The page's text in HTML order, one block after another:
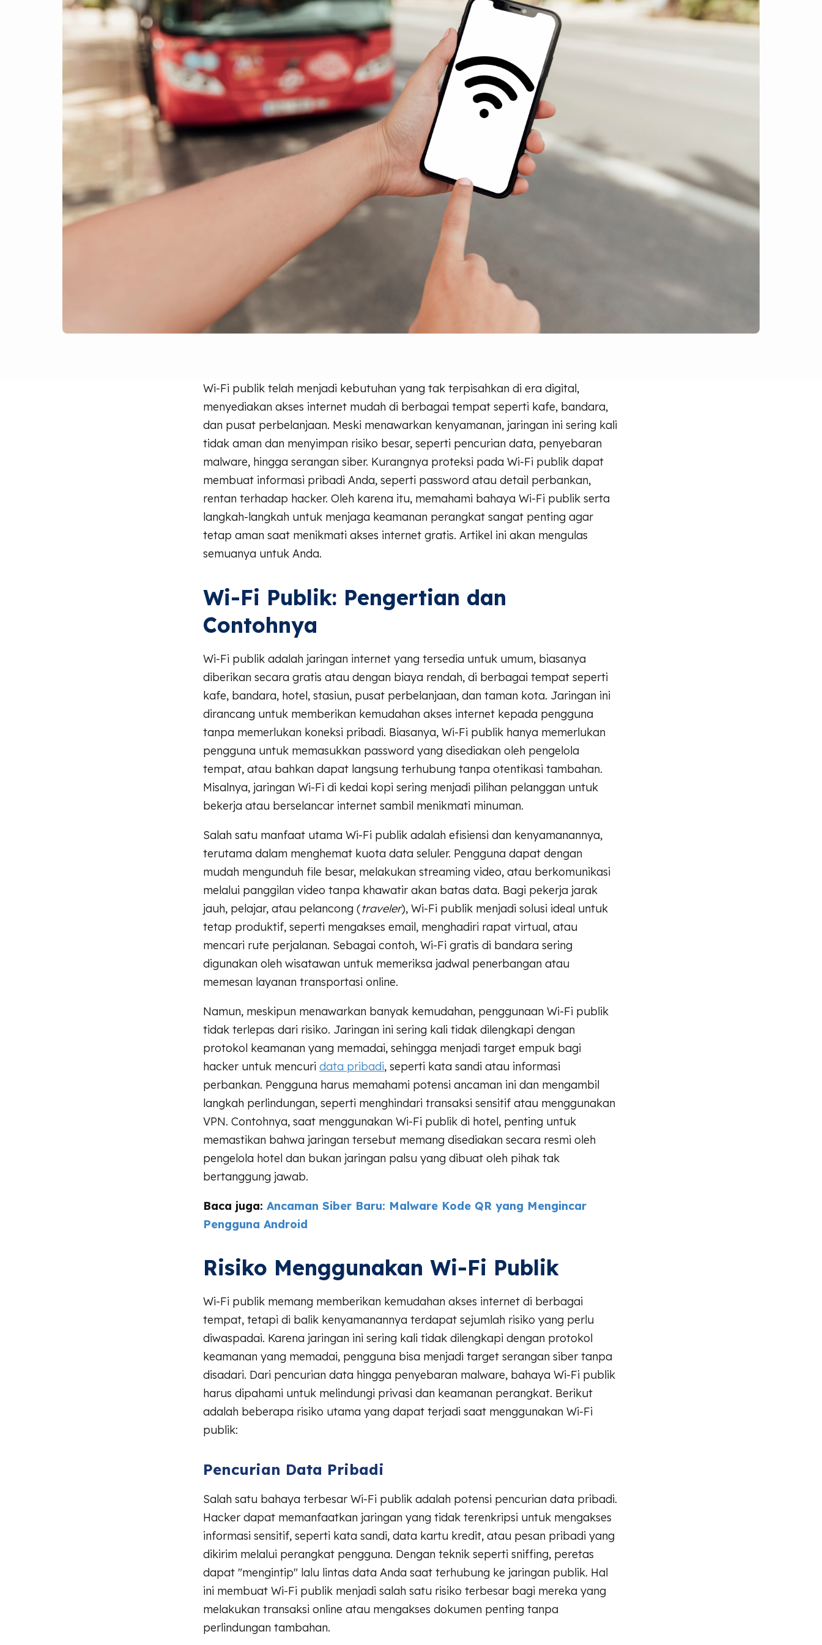
Wi-Fi publik telah menjadi kebutuhan yang tak terpisahkan di era digital,
menyediakan akses internet mudah di berbagai tempat seperti kafe, bandara,
dan pusat perbelanjaan. Meski menawarkan kenyamanan, jaringan ini sering kali
tidak aman dan menyimpan risiko besar, seperti pencurian data, penyebaran
malware, hingga serangan siber. Kurangnya proteksi pada Wi-Fi publik dapat
membuat informasi pribadi Anda, seperti password atau detail perbankan,
rentan terhadap hacker. Oleh karena itu, memahami bahaya Wi-Fi publik serta
langkah-langkah untuk menjaga keamanan perangkat sangat penting agar
tetap aman saat menikmati akses internet gratis. Artikel ini akan mengulas
semuanya untuk Anda.
Wi-Fi Publik: Pengertian dan
Contohnya
Wi-Fi publik adalah jaringan internet yang tersedia untuk umum, biasanya
diberikan secara gratis atau dengan biaya rendah, di berbagai tempat seperti
kafe, bandara, hotel, stasiun, pusat perbelanjaan, dan taman kota. Jaringan ini
dirancang untuk memberikan kemudahan akses internet kepada pengguna
tanpa memerlukan koneksi pribadi. Biasanya, Wi-Fi publik hanya memerlukan
pengguna untuk memasukkan password yang disediakan oleh pengelola
tempat, atau bahkan dapat langsung terhubung tanpa otentikasi tambahan.
Misalnya, jaringan Wi-Fi di kedai kopi sering menjadi pilihan pelanggan untuk
bekerja atau berselancar internet sambil menikmati minuman.
Salah satu manfaat utama Wi-Fi publik adalah efisiensi dan kenyamanannya,
terutama dalam menghemat kuota data seluler. Pengguna dapat dengan
mudah mengunduh file besar, melakukan streaming video, atau berkomunikasi
melalui panggilan video tanpa khawatir akan batas data. Bagi pekerja jarak
jauh, pelajar, atau pelancong (traveler), Wi-Fi publik menjadi solusi ideal untuk
tetap produktif, seperti mengakses email, menghadiri rapat virtual, atau
mencari rute perjalanan. Sebagai contoh, Wi-Fi gratis di bandara sering
digunakan oleh wisatawan untuk memeriksa jadwal penerbangan atau
memesan layanan transportasi online.
Namun, meskipun menawarkan banyak kemudahan, penggunaan Wi-Fi publik
tidak terlepas dari risiko. Jaringan ini sering kali tidak dilengkapi dengan
protokol keamanan yang memadai, sehingga menjadi target empuk bagi
hacker untuk mencuri data pribadi, seperti kata sandi atau informasi
perbankan. Pengguna harus memahami potensi ancaman ini dan mengambil
langkah perlindungan, seperti menghindari transaksi sensitif atau menggunakan
VPN. Contohnya, saat menggunakan Wi-Fi publik di hotel, penting untuk
memastikan bahwa jaringan tersebut memang disediakan secara resmi oleh
pengelola hotel dan bukan jaringan palsu yang dibuat oleh pihak tak
bertanggung jawab.
Baca juga: Ancaman Siber Baru: Malware Kode QR yang Mengincar
Pengguna Android
Risiko Menggunakan Wi-Fi Publik
Wi-Fi publik memang memberikan kemudahan akses internet di berbagai
tempat, tetapi di balik kenyamanannya terdapat sejumlah risiko yang perlu
diwaspadai. Karena jaringan ini sering kali tidak dilengkapi dengan protokol
keamanan yang memadai, pengguna bisa menjadi target serangan siber tanpa
disadari. Dari pencurian data hingga penyebaran malware, bahaya Wi-Fi publik
harus dipahami untuk melindungi privasi dan keamanan perangkat. Berikut
adalah beberapa risiko utama yang dapat terjadi saat menggunakan Wi-Fi
publik:
Pencurian Data Pribadi
Salah satu bahaya terbesar Wi-Fi publik adalah potensi pencurian data pribadi.
Hacker dapat memanfaatkan jaringan yang tidak terenkripsi untuk mengakses
informasi sensitif, seperti kata sandi, data kartu kredit, atau pesan pribadi yang
dikirim melalui perangkat pengguna. Dengan teknik seperti sniffing, peretas
dapat "mengintip" lalu lintas data Anda saat terhubung ke jaringan publik. Hal
ini membuat Wi-Fi publik menjadi salah satu risiko terbesar bagi mereka yang
melakukan transaksi online atau mengakses dokumen penting tanpa
perlindungan tambahan.